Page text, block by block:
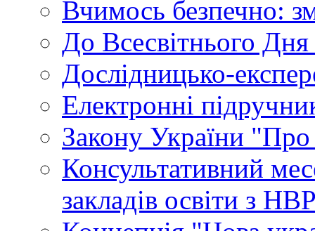
Вчимось безпечно:
До Всесвітнього Дня
Дослідницько-
Електронні
Закону України "Про
Консультативний
закладів освіти з